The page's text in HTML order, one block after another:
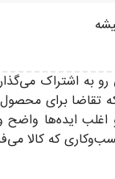
برای محصول
ایده‌ها واضح
که کالا